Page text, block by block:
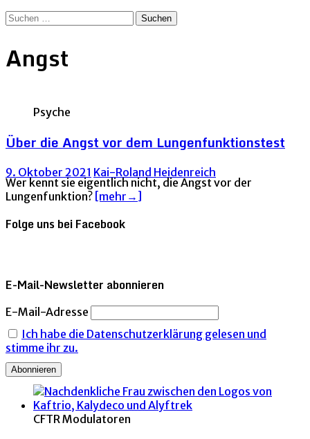
Suchen
Angst
Psyche
Über die Angst vor dem Lungenfunktionstest
9. Oktober 2021 Kai-Roland Heidenreich
Wer kennt sie eigentlich nicht, die Angst vor der
Lungenfunktion? [mehr→]
Folge uns bei Facebook
E-Mail-Newsletter abonnieren
E-Mail-Adresse
Ich habe die Datenschutzerklärung gelesen und
stimme ihr zu.
CFTR Modulatoren